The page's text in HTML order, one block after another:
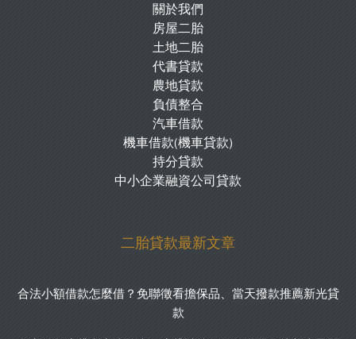
關於我們
房屋二胎
土地二胎
代書貸款
農地貸款
負債整合
汽車借款
機車借款(機車貸款)
持分貸款
中小企業融資公司貸款
二胎貸款最新文章
合法小額借款怎麼借？免聯徵看擔保品、當天撥款推薦新光貸
款